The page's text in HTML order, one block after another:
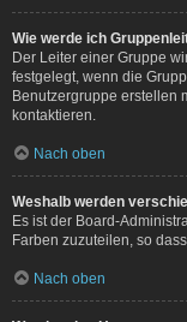
Wie werde ich
Der Leiter einer Gruppe
festgelegt, wenn die
Benutzergruppe erstellen
kontaktieren.
Nach oben
Weshalb werden
Es ist der Board-
Farben zuzuteilen, so
Nach oben